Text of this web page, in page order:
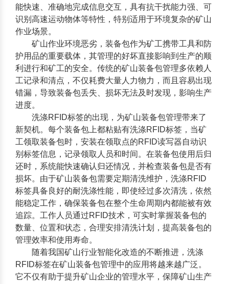
能快速、准确地完成信息交互，具有抗干扰能力强、可
识别高速运动物体等特性，特别适用于环境复杂的矿山
作业场景。
矿山作业环境恶劣，装备包作为矿工携带工具和防
护用品的重要载体，其管理的好坏直接影响到生产的顺
利进行和矿工的安全。传统的矿山装备包管理多依赖人
工记录和清点，不仅耗费大量人力物力，而且容易出现
错漏，导致装备包丢失、损坏无法及时发现，影响生产
进度。
洗涤RFID标签的出现，为矿山装备包管理带来了
新契机。每个装备包上都粘贴有洗涤RFID标签，当矿
工领取装备包时，安装在领取点的RFID读写器自动识
别标签信息，记录领取人员和时间。在装备包使用后归
还时，系统能快速确认归还情况，并检查装备包是否有
损坏。由于矿山装备包需要定期清洗维护，洗涤RFID
标签具备良好的耐洗涤性能，即使经过多次清洗，依然
能稳定工作，确保装备包在整个生命周期内都能被有效
追踪。工作人员通过RFID技术，可实时掌握装备包的
数量、位置和状态，合理安排清洗计划，提高装备包的
管理效率和使用寿命。
随着我国矿山行业智能化改造的不断推进，洗涤
RFID标签在矿山装备包管理中的应用将越来越广泛。
它不仅有助于提升矿山企业的管理水平，保障矿山生产